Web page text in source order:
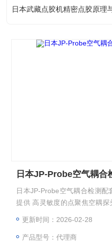
日本武藏点胶机精密点胶原理
日本JP-Probe空气耦合
日本JP-Probe空气耦合检测
提供 高灵敏度的点聚焦空耦探头 通过开发容易与空气
辨率图像。 适用频率:
更新时间：2026-02-28
产品型号：代理商